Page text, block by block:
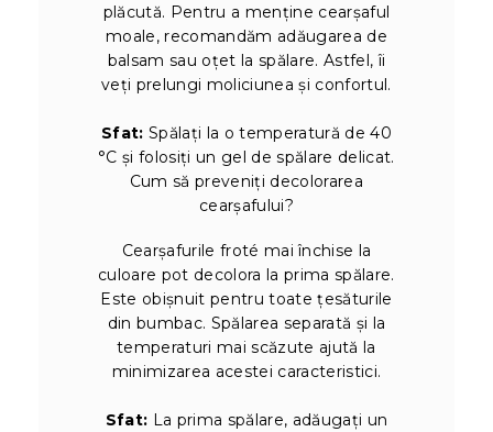
plăcută. Pentru a menține cearșaful
moale, recomandăm adăugarea de
balsam sau oțet la spălare. Astfel, îi
veți prelungi moliciunea și confortul.
Sfat: Spălați la o temperatură de 40
°C și folosiți un gel de spălare delicat.
Cum să preveniți decolorarea
cearșafului?
Cearșafurile froté mai închise la
culoare pot decolora la prima spălare.
Este obișnuit pentru toate țesăturile
din bumbac. Spălarea separată și la
temperaturi mai scăzute ajută la
minimizarea acestei caracteristici.
Sfat: La prima spălare, adăugați un